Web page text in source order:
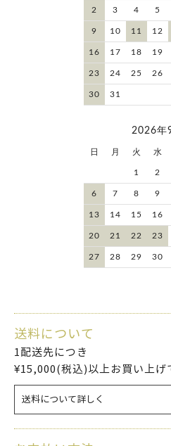
2 3 4 5
9 10 11 12
16 17 18 19
23 24 25 26
30 31
2026年
日 月 火 水
1 2
6 7 8 9
13 14 15 16
20 21 22 23
27 28 29 30
送料について
1配送先につき
¥15,000(税込)以上お買い上げ
送料について詳しく